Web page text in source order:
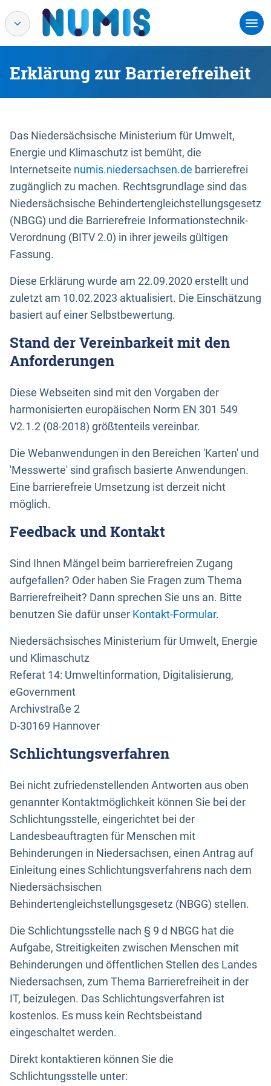
Erklärung zur Barrierefreiheit
Das Niedersächsische Ministerium für Umwelt,
Energie und Klimaschutz ist bemüht, die
Internetseite numis.niedersachsen.de barrierefrei
zugänglich zu machen. Rechtsgrundlage sind das
Niedersächsische Behindertengleichstellungsgesetz
(NBGG) und die Barrierefreie Informationstechnik-
Verordnung (BITV 2.0) in ihrer jeweils gültigen
Fassung.
Diese Erklärung wurde am 22.09.2020 erstellt und
zuletzt am 10.02.2023 aktualisiert. Die Einschätzung
basiert auf einer Selbstbewertung.
Stand der Vereinbarkeit mit den
Anforderungen
Diese Webseiten sind mit den Vorgaben der
harmonisierten europäischen Norm EN 301 549
V2.1.2 (08-2018) größtenteils vereinbar.
Die Webanwendungen in den Bereichen 'Karten' und
'Messwerte' sind grafisch basierte Anwendungen.
Eine barrierefreie Umsetzung ist derzeit nicht
möglich.
Feedback und Kontakt
Sind Ihnen Mängel beim barrierefreien Zugang
aufgefallen? Oder haben Sie Fragen zum Thema
Barrierefreiheit? Dann sprechen Sie uns an. Bitte
benutzen Sie dafür unser Kontakt-Formular.
Niedersächsisches Ministerium für Umwelt, Energie
und Klimaschutz
Referat 14: Umweltinformation, Digitalisierung,
eGovernment
Archivstraße 2
D-30169 Hannover
Schlichtungsverfahren
Bei nicht zufriedenstellenden Antworten aus oben
genannter Kontaktmöglichkeit können Sie bei der
Schlichtungsstelle, eingerichtet bei der
Landesbeauftragten für Menschen mit
Behinderungen in Niedersachsen, einen Antrag auf
Einleitung eines Schlichtungsverfahrens nach dem
Niedersächsischen
Behindertengleichstellungsgesetz (NBGG) stellen.
Die Schlichtungsstelle nach § 9 d NBGG hat die
Aufgabe, Streitigkeiten zwischen Menschen mit
Behinderungen und öffentlichen Stellen des Landes
Niedersachsen, zum Thema Barrierefreiheit in der
IT, beizulegen. Das Schlichtungsverfahren ist
kostenlos. Es muss kein Rechtsbeistand
eingeschaltet werden.
Direkt kontaktieren können Sie die
Schlichtungsstelle unter: